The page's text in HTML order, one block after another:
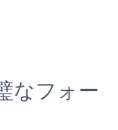
なフォー